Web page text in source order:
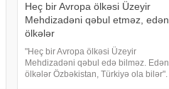
Heç bir Avropa ölkəsi Üzeyir
Mehdizadəni qəbul etməz, edən
ölkələr
"Heç bir Avropa ölkəsi Üzeyir
Mehdizadəni qəbul edə bilməz. Edən
ölkələr Özbəkistan, Türkiyə ola bilər".